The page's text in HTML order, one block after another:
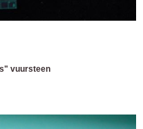
vuursteen